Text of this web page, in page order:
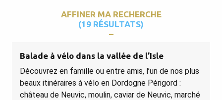
AFFINER MA RECHERCHE
(19 RÉSULTATS)
Balade à vélo dans la vallée de l’Isle
Découvrez en famille ou entre amis, l’un de nos plus
beaux itinéraires à vélo en Dordogne Périgord :
château de Neuvic, moulin, caviar de Neuvic, marché